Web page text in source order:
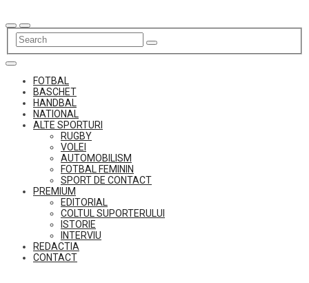
to
content
FOTBAL
BASCHET
HANDBAL
NATIONAL
ALTE SPORTURI
RUGBY
VOLEI
AUTOMOBILISM
FOTBAL FEMININ
SPORT DE CONTACT
PREMIUM
EDITORIAL
COLTUL SUPORTERULUI
ISTORIE
INTERVIU
REDACTIA
CONTACT